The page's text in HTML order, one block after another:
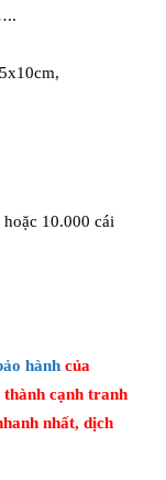
10.000 cái
hành của
cạnh tranh
nhất, dịch